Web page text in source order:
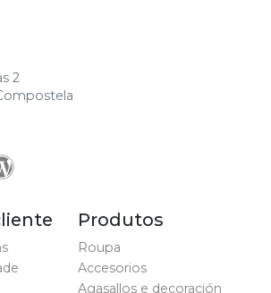
2
Produtos
Roupa
Accesorios
Agasallos e decoración